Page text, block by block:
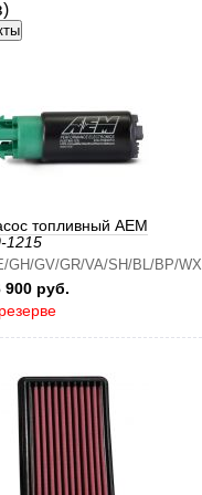
топливный AEM
1215
GH/GV/GR/VA/SH/BL/BP/WX
900 руб.